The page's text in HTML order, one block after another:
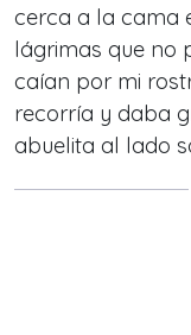
cerca a la cama
lágrimas que no
caían por mi
recorría y daba
abuelita al lado